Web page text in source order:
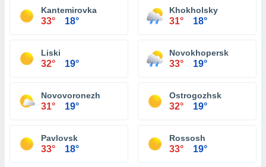
Kantemirovka
33° 18°
Khokholsky
31° 18°
Liski
32° 19°
Novokhopersk
33° 19°
Novovoronezh
31° 19°
Ostrogozhsk
32° 19°
Pavlovsk
33° 18°
Rossosh
33° 19°